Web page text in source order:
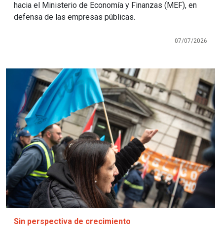
hacia el Ministerio de Economía y Finanzas (MEF), en
defensa de las empresas públicas.
07/07/2026
Imagen
Sin perspectiva de crecimiento